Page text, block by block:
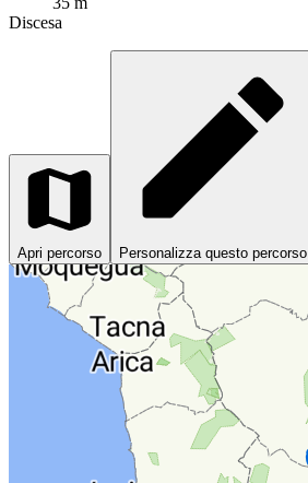
Discesa
Apri percorso Personalizza questo percorso